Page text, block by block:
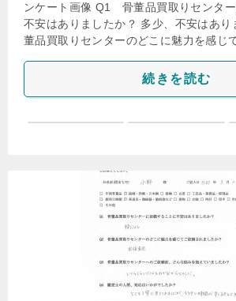
ンケート画像 Q1 骨董品買取りセンタ
不安はありましたか？ 多少、不安はあ
董品買取りセンターのどこに魅力を感じ
続きを読む